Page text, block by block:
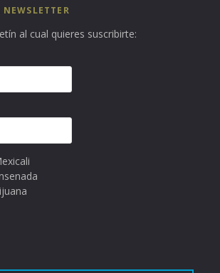
NEWSLETTER
al cual quieres suscribirte: